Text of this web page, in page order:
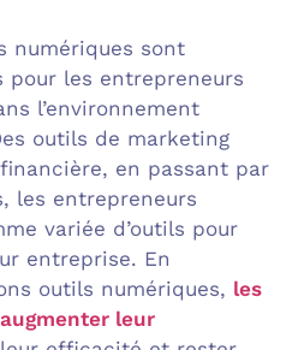
numériques sont
pour les entrepreneurs
l’environnement
outils de marketing
en passant par
les entrepreneurs
variée d’outils pour
entreprise. En
outils numériques, les
leur